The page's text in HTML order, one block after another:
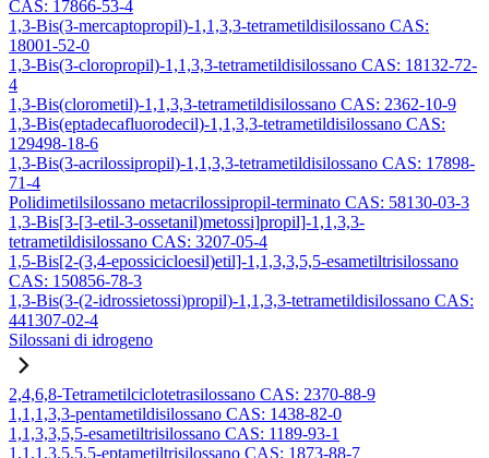
CAS: 17866-53-4
1,3-Bis(3-mercaptopropil)-1,1,3,3-tetrametildisilossano CAS:
18001-52-0
1,3-Bis(3-cloropropil)-1,1,3,3-tetrametildisilossano CAS: 18132-72-
4
1,3-Bis(clorometil)-1,1,3,3-tetrametildisilossano CAS: 2362-10-9
1,3-Bis(eptadecafluorodecil)-1,1,3,3-tetrametildisilossano CAS:
129498-18-6
1,3-Bis(3-acrilossipropil)-1,1,3,3-tetrametildisilossano CAS: 17898-
71-4
Polidimetilsilossano metacrilossipropil-terminato CAS: 58130-03-3
1,3-Bis[3-[3-etil-3-ossetanil)metossi]propil]-1,1,3,3-
tetrametildisilossano CAS: 3207-05-4
1,5-Bis[2-(3,4-epossicicloesil)etil]-1,1,3,3,5,5-esametiltrisilossano
CAS: 150856-78-3
1,3-Bis(3-(2-idrossietossi)propil)-1,1,3,3-tetrametildisilossano CAS:
441307-02-4
Silossani di idrogeno
2,4,6,8-Tetrametilciclotetrasilossano CAS: 2370-88-9
1,1,1,3,3-pentametildisilossano CAS: 1438-82-0
1,1,3,3,5,5-esametiltrisilossano CAS: 1189-93-1
1,1,1,3,5,5,5-eptametiltrisilossano CAS: 1873-88-7